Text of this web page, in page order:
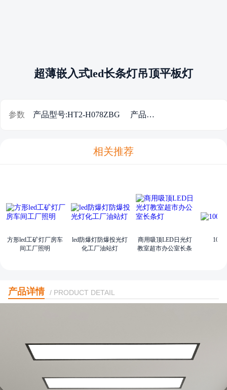
超薄嵌入式led长条灯吊顶平板灯
参数 产品型号:HT2-H078ZBG 产品功率:78W 输入电压:220V-50Hz 灯罩主材质:PMMA高透光率灯罩 灯具尺寸:1195mm*595mm
相关推荐
方形led工矿灯厂房车
间工厂照明
led防爆灯防爆投光灯
化工厂油站灯
商用吸顶LED日光灯
教室超市办公室长条
产品详情 / PRODUCT DETAIL